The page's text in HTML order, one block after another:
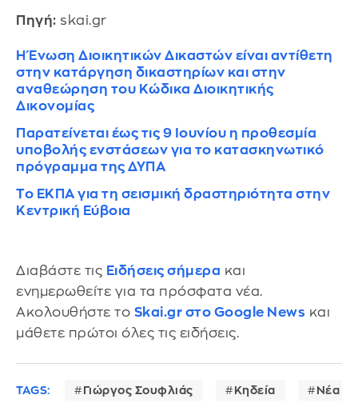
Πηγή: skai.gr
Η Ένωση Διοικητικών Δικαστών είναι αντίθετη
στην κατάργηση δικαστηρίων και στην
αναθεώρηση του Κώδικα Διοικητικής
Δικονομίας
Παρατείνεται έως τις 9 Ιουνίου η προθεσμία
υποβολής ενστάσεων για το κατασκηνωτικό
πρόγραμμα της ΔΥΠΑ
Το ΕΚΠΑ για τη σεισμική δραστηριότητα στην
Κεντρική Εύβοια
Διαβάστε τις Ειδήσεις σήμερα και
ενημερωθείτε για τα πρόσφατα νέα.
Ακολουθήστε το Skai.gr στο Google News και
μάθετε πρώτοι όλες τις ειδήσεις.
TAGS: Γιώργος Σουφλιάς Κηδεία Νέα